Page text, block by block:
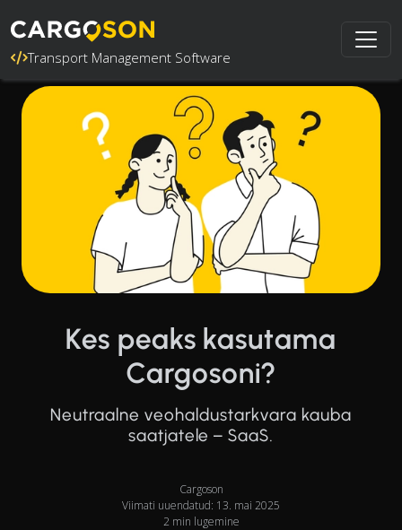
Transport Management Software
Kes peaks kasutama
Cargosoni?
Neutraalne veohaldustarkvara kauba
saatjatele – SaaS.
Cargoson
Viimati uuendatud: 13. mai 2025
2 min lugemine